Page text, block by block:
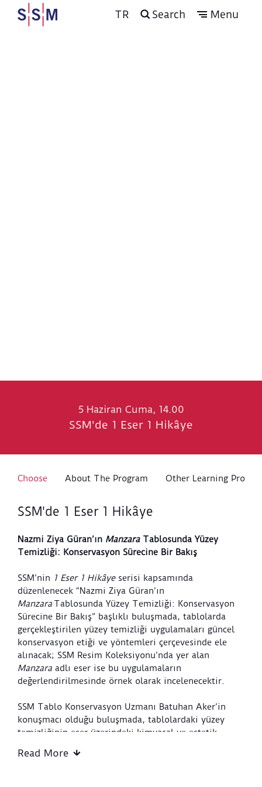
TR Search Menu
5 Haziran Cuma, 14.00
SSM'de 1 Eser 1 Hikâye
Choose About The Program Other Learning
SSM'de 1 Eser 1 Hikâye
Nazmi Ziya Güran’ın ManzaraTablosunda Yüzey
Temizliği: Konservasyon Sürecine Bir Bakış
SSM’nin 1 Eser 1 Hikâye serisi kapsamında
düzenlenecek “Nazmi Ziya Güran’ın
Manzara Tablosunda Yüzey Temizliği: Konservasyon
Sürecine Bir Bakış” başlıklı buluşmada, tablolarda
gerçekleştirilen yüzey temizliği uygulamaları güncel
konservasyon etiği ve yöntemleri çerçevesinde ele
alınacak; SSM Resim Koleksiyonu’nda yer alan
Manzara adlı eser ise bu uygulamaların
değerlendirilmesinde örnek olarak incelenecektir.
SSM Tablo Konservasyon Uzmanı Batuhan Aker’in
konuşmacı olduğu buluşmada, tablolardaki yüzey
temizliğinin eser üzerindeki kimyasal ve estetik
müdahalelerin hangi bilimsel ve etik karar süreçlerine
Read More